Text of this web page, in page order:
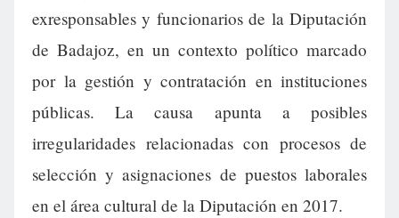
exresponsables y funcionarios de la Diputación
de Badajoz, en un contexto político marcado
por la gestión y contratación en instituciones
públicas. La causa apunta a posibles
irregularidades relacionadas con procesos de
selección y asignaciones de puestos laborales
en el área cultural de la Diputación en 2017.